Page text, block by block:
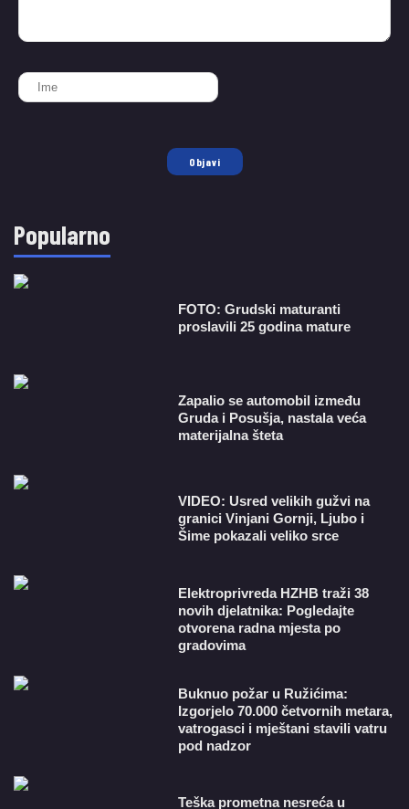
Objavi
Popularno
FOTO: Grudski maturanti
proslavili 25 godina mature
Zapalio se automobil između
Gruda i Posušja, nastala veća
materijalna šteta
VIDEO: Usred velikih gužvi na
granici Vinjani Gornji, Ljubo i
Šime pokazali veliko srce
​Elektroprivreda HZHB traži 38
novih djelatnika: Pogledajte
otvorena radna mjesta po
gradovima
Buknuo požar u Ružićima:
Izgorjelo 70.000 četvornih metara,
vatrogasci i mještani stavili vatru
pod nadzor
Teška prometna nesreća u